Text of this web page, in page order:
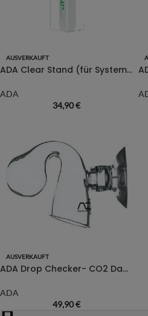
AUSVERKAUFT
ADA Clear Stand (für System 74 CO2-Flasche)
ADA
34,90€
AUSVERKAUFT
ADA Drop Checker- CO2 Dauertest
ADA
49,90€